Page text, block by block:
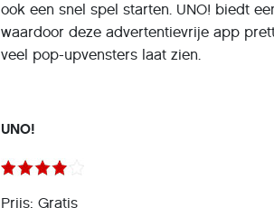
ook een snel spel starten. UNO! biedt
waardoor deze advertentievrije app
veel pop-upvensters laat zien.
UNO!
Prijs: Gratis